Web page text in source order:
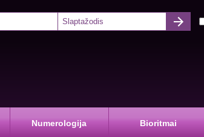
Numerologija Bioritmai